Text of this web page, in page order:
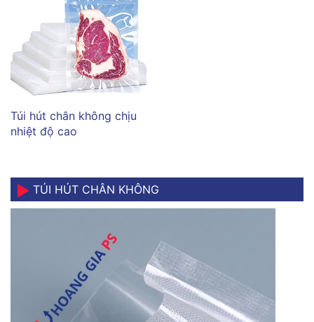
Túi hút chân không chịu
nhiệt độ cao
TÚI HÚT CHÂN KHÔNG